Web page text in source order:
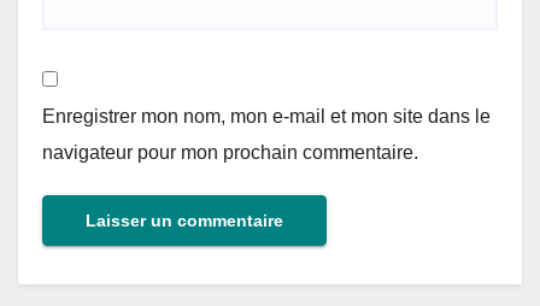
Enregistrer mon nom, mon e-mail et mon site dans le
navigateur pour mon prochain commentaire.